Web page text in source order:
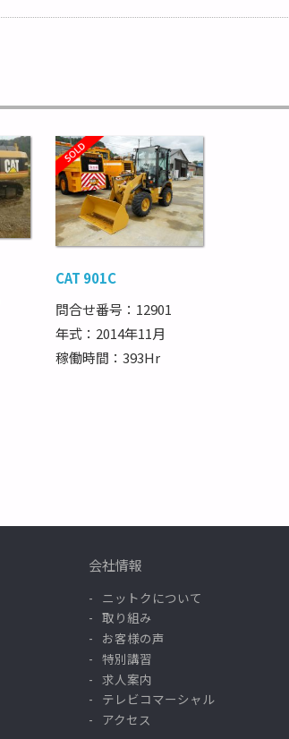
CAT 901C
問合せ番号：12901
年式：2014年11月
稼働時間：393Hr
会社情報
ニットクについて
取り組み
お客様の声
特別講習
求人案内
テレビコマーシャル
アクセス